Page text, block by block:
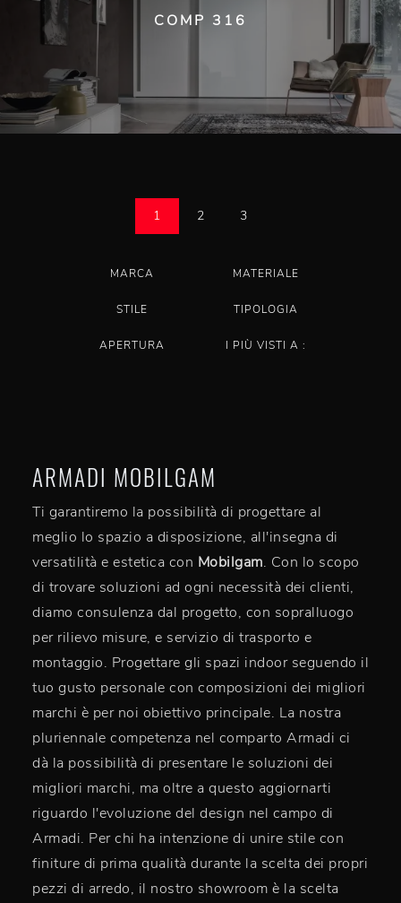
COMP 316
1 2 3
MARCA MATERIALE
STILE TIPOLOGIA
APERTURA I PIÙ VISTI A :
ARMADI MOBILGAM
Ti garantiremo la possibilità di progettare al
meglio lo spazio a disposizione, all'insegna di
versatilità e estetica con Mobilgam. Con lo scopo
di trovare soluzioni ad ogni necessità dei clienti,
diamo consulenza dal progetto, con sopralluogo
per rilievo misure, e servizio di trasporto e
montaggio. Progettare gli spazi indoor seguendo il
tuo gusto personale con composizioni dei migliori
marchi è per noi obiettivo principale. La nostra
pluriennale competenza nel comparto Armadi ci
dà la possibilità di presentare le soluzioni dei
migliori marchi, ma oltre a questo aggiornarti
riguardo l'evoluzione del design nel campo di
Armadi. Per chi ha intenzione di unire stile con
finiture di prima qualità durante la scelta dei propri
pezzi di arredo, il nostro showroom è la scelta